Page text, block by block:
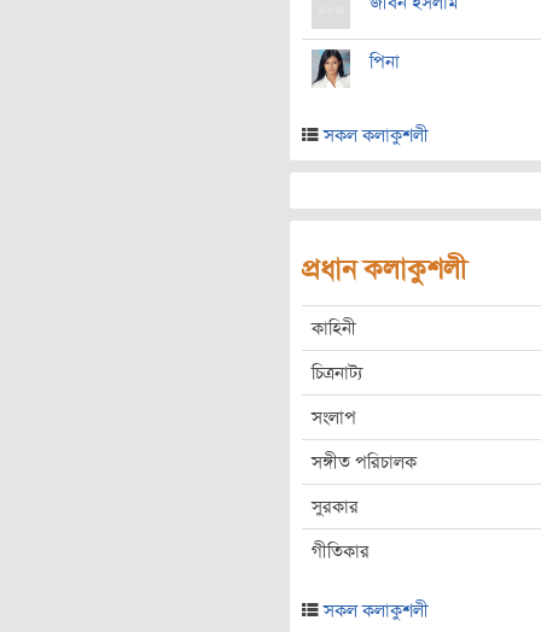
পিনা
সকল কলাকুশলী
প্রধান কলাকুশলী
কাহিনী
চিত্রনাট্য
সংলাপ
সঙ্গীত পরিচালক
সুরকার
গীতিকার
সকল কলাকুশলী